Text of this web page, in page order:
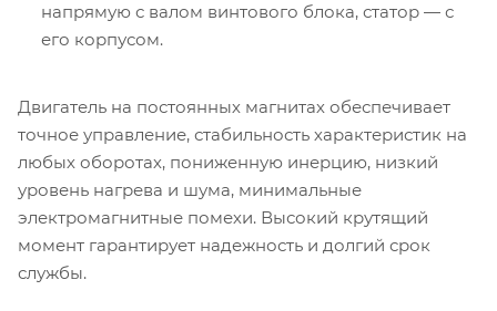
напрямую с валом винтового блока, статор — с
его корпусом.
Двигатель на постоянных магнитах обеспечивает
точное управление, стабильность характеристик на
любых оборотах, пониженную инерцию, низкий
уровень нагрева и шума, минимальные
электромагнитные помехи. Высокий крутящий
момент гарантирует надежность и долгий срок
службы.